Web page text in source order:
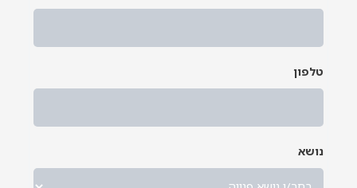
טלפון
נושא